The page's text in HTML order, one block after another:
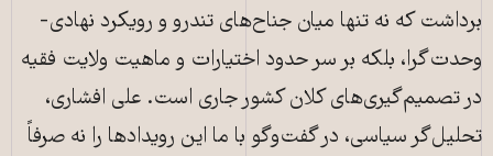
برداشت که نه تنها میان جناح‌های تندرو و رویکرد نهادی-
وحدت‌گرا، بلکه بر سر حدود اختیارات و ماهیت ولایت فقیه
در تصمیم‌گیری‌های کلان کشور جاری است. علی افشاری،
تحلیل‌گر سیاسی، در گفت‌وگو با ما این رویدادها را نه صرفاً